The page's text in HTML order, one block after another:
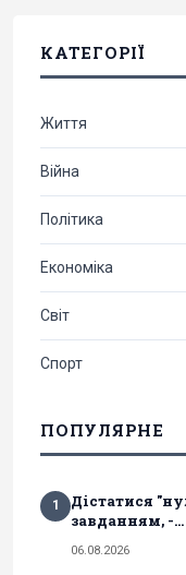
КАТЕГОРІЇ
Життя
Війна
Політика
Економіка
Світ
Спорт
ПОПУЛЯРНЕ
1
Дістатися
завданням, -...
06.08.2026